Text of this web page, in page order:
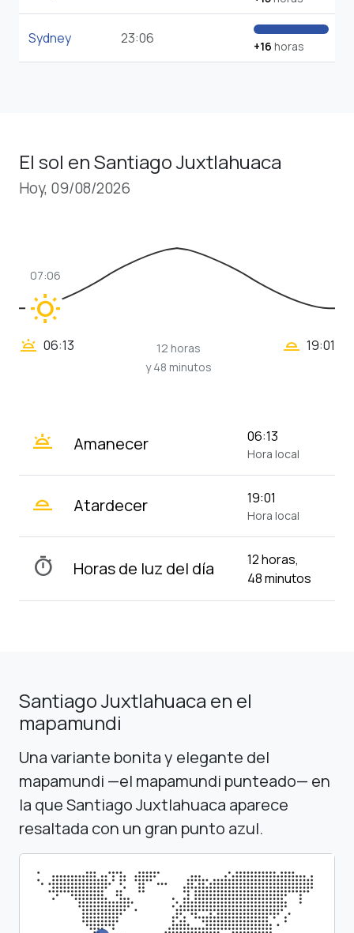
Sydney 23:06 +16 horas
El sol en Santiago Juxtlahuaca
Hoy, 09/08/2026
wb_sunny
07:06
wb_twilight 06:13
12 horas
y 48 minutos
wb_twilight_2 19:01
wb_twilight Amanecer 06:13
Hora local
wb_twilight_2 Atardecer 19:01
Hora local
timer Horas de luz del día
12 horas,
48 minutos
Santiago Juxtlahuaca en el
mapamundi
Una variante bonita y elegante del
mapamundi —el mapamundi punteado— en
la que Santiago Juxtlahuaca aparece
resaltada con un gran punto azul.